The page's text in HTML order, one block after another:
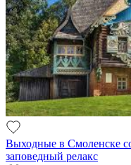
Выходные в Смоленске
заповедный релакс